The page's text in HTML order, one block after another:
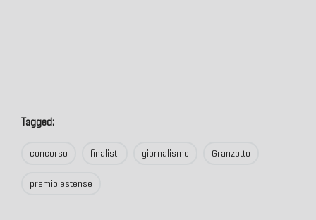
Tagged:
concorso finalisti giornalismo Granzotto
premio estense